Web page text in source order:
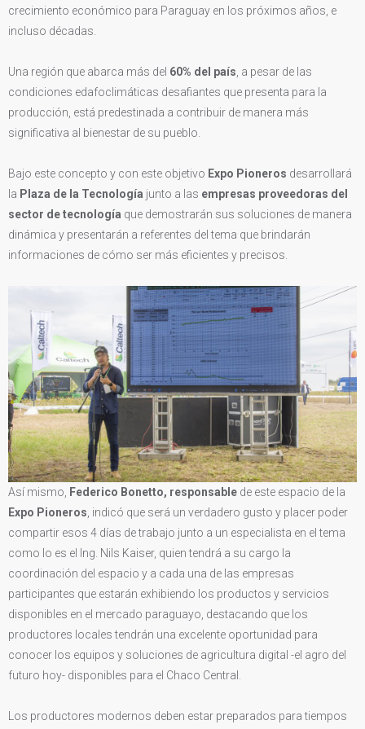
crecimiento económico para Paraguay en los próximos años, e
incluso décadas.
Una región que abarca más del 60% del país, a pesar de las
condiciones edafoclimáticas desafiantes que presenta para la
producción, está predestinada a contribuir de manera más
significativa al bienestar de su pueblo.
Bajo este concepto y con este objetivo Expo Pioneros desarrollará
la Plaza de la Tecnología junto a las empresas proveedoras del
sector de tecnología que demostrarán sus soluciones de manera
dinámica y presentarán a referentes del tema que brindarán
informaciones de cómo ser más eficientes y precisos.
Así mismo, Federico Bonetto, responsable de este espacio de la
Expo Pioneros, indicó que será un verdadero gusto y placer poder
compartir esos 4 días de trabajo junto a un especialista en el tema
como lo es el Ing. Nils Kaiser, quien tendrá a su cargo la
coordinación del espacio y a cada una de las empresas
participantes que estarán exhibiendo los productos y servicios
disponibles en el mercado paraguayo, destacando que los
productores locales tendrán una excelente oportunidad para
conocer los equipos y soluciones de agricultura digital -el agro del
futuro hoy- disponibles para el Chaco Central.
Los productores modernos deben estar preparados para tiempos